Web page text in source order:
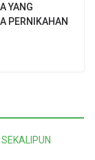
YANG
PERNIKAHAN